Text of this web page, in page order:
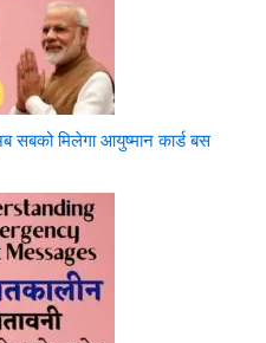
सबको मिलेगा आयुष्मान कार्ड बस